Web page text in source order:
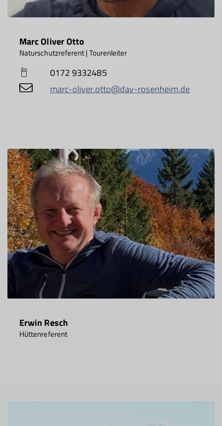
Marc Oliver Otto
Naturschutzreferent | Tourenleiter
0172 9332485
marc-oliver.otto@dav-rosenheim.de
Erwin Resch
Hüttenreferent